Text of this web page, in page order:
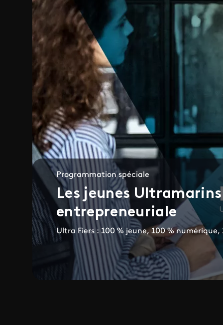
Programmation spéciale
Les jeunes
entrepreneuriale
Ultra Fiers : 100 % jeune, 100 % numérique,